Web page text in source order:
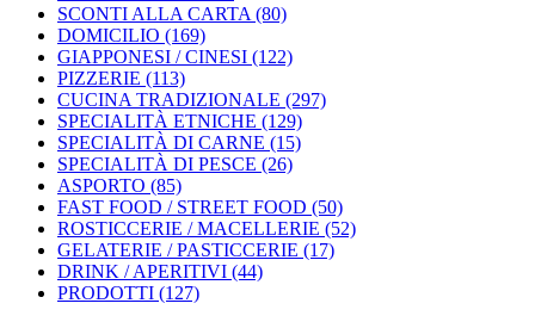
SCONTI ALLA CARTA (80)
DOMICILIO (169)
GIAPPONESI / CINESI (122)
PIZZERIE (113)
CUCINA TRADIZIONALE (297)
SPECIALITÀ ETNICHE (129)
SPECIALITÀ DI CARNE (15)
SPECIALITÀ DI PESCE (26)
ASPORTO (85)
FAST FOOD / STREET FOOD (50)
ROSTICCERIE / MACELLERIE (52)
GELATERIE / PASTICCERIE (17)
DRINK / APERITIVI (44)
PRODOTTI (127)